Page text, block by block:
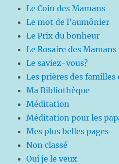
Le Coin des Mamans
Le mot de l’aumônier
Le Prix du bonheur
Le Rosaire des Mamans
Le saviez-vous?
Les prières des
Ma Bibliothèque
Méditation
Méditation pour les
Mes plus belles pages
Non classé
Oui je le veux